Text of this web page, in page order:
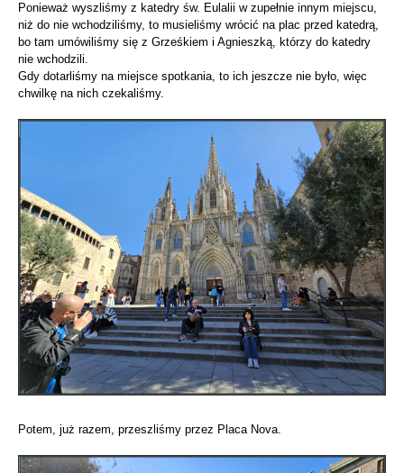
Ponieważ wyszliśmy z katedry św. Eulalii w zupełnie innym miejscu,
niż do nie wchodziliśmy, to musieliśmy wrócić na plac przed katedrą,
bo tam umówiliśmy się z Grześkiem i Agnieszką, którzy do katedry
nie wchodzili.
Gdy dotarliśmy na miejsce spotkania, to ich jeszcze nie było, więc
chwilkę na nich czekaliśmy.
Potem, już razem, przeszliśmy przez Placa Nova.